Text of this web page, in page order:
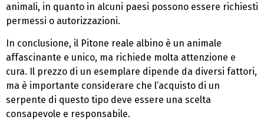
animali, in quanto in alcuni paesi possono essere richiesti
permessi o autorizzazioni.
In conclusione, il Pitone reale albino è un animale
affascinante e unico, ma richiede molta attenzione e
cura. Il prezzo di un esemplare dipende da diversi fattori,
ma è importante considerare che l’acquisto di un
serpente di questo tipo deve essere una scelta
consapevole e responsabile.